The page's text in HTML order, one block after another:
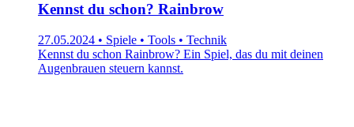
Kennst du schon? Rainbrow
27.05.2024 • Spiele • Tools • Technik
Kennst du schon Rainbrow? Ein Spiel, das du mit deinen
Augenbrauen steuern kannst.